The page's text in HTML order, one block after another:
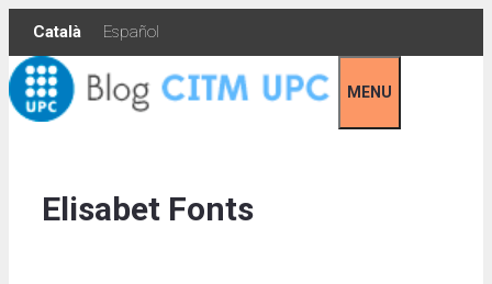
Skip
content
Català Español
MENU
Elisabet Fonts